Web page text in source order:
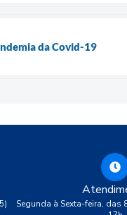
da Covid-19
Segunda à Sexta-feira, das